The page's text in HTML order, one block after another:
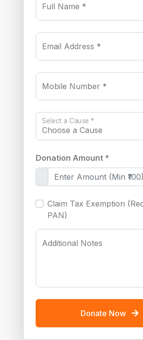
Full Name *
Email Address *
Mobile Number *
Select a Cause *
Donation Amount *
Claim Tax Exemption
PAN)
Additional Notes
Donate Now